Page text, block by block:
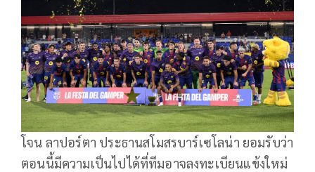
โจน ลาปอร์ตา ประธานสโมสรบาร์เซโลน่า ยอมรับว่า
ตอนนี้มีความเป็นไปได้ที่ทีมอาจลงทะเบียนแข้งใหม่